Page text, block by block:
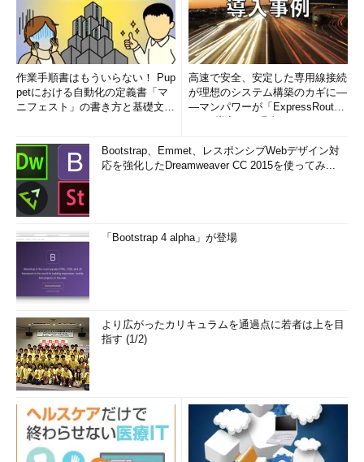
作業手順書はもういらない！ Pup
petにおける自動化の定義書「マ
ニフェスト」の書き方と基礎文法
高速で安全、安定した専用線接続
が理想のシステム構築のカギに―
―マンパワーが「ExpressRout
Bootstrap、Emmet、レスポンシブWebデザイン対
応を強化したDreamweaver CC 2015を使ってみ...
「Bootstrap 4 alpha」が登場
より広がったカリキュラムを通過点に若者は上を目
指す (1/2)